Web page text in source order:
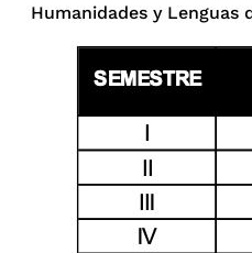
Humanidades y Lenguas